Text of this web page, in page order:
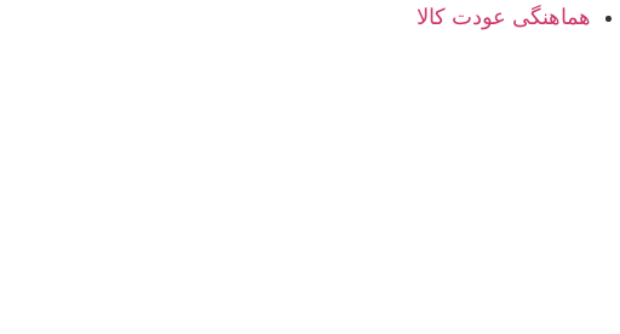
هماهنگی عودت کالا